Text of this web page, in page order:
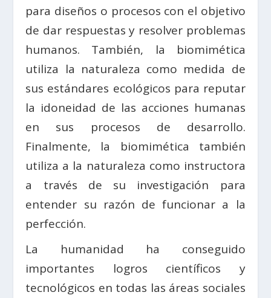
para diseños o procesos con el objetivo
de dar respuestas y resolver problemas
humanos. También, la biomimética
utiliza la naturaleza como medida de
sus estándares ecológicos para reputar
la idoneidad de las acciones humanas
en sus procesos de desarrollo.
Finalmente, la biomimética también
utiliza a la naturaleza como instructora
a través de su investigación para
entender su razón de funcionar a la
perfección.
La humanidad ha conseguido
importantes logros científicos y
tecnológicos en todas las áreas sociales